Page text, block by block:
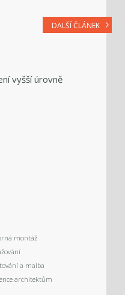
DALŠÍ ČLÁNEK
vyšší úrovně
montáž
a malba
architektům